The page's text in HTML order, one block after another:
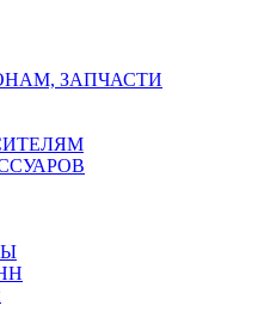
ЗАПЧАСТИ